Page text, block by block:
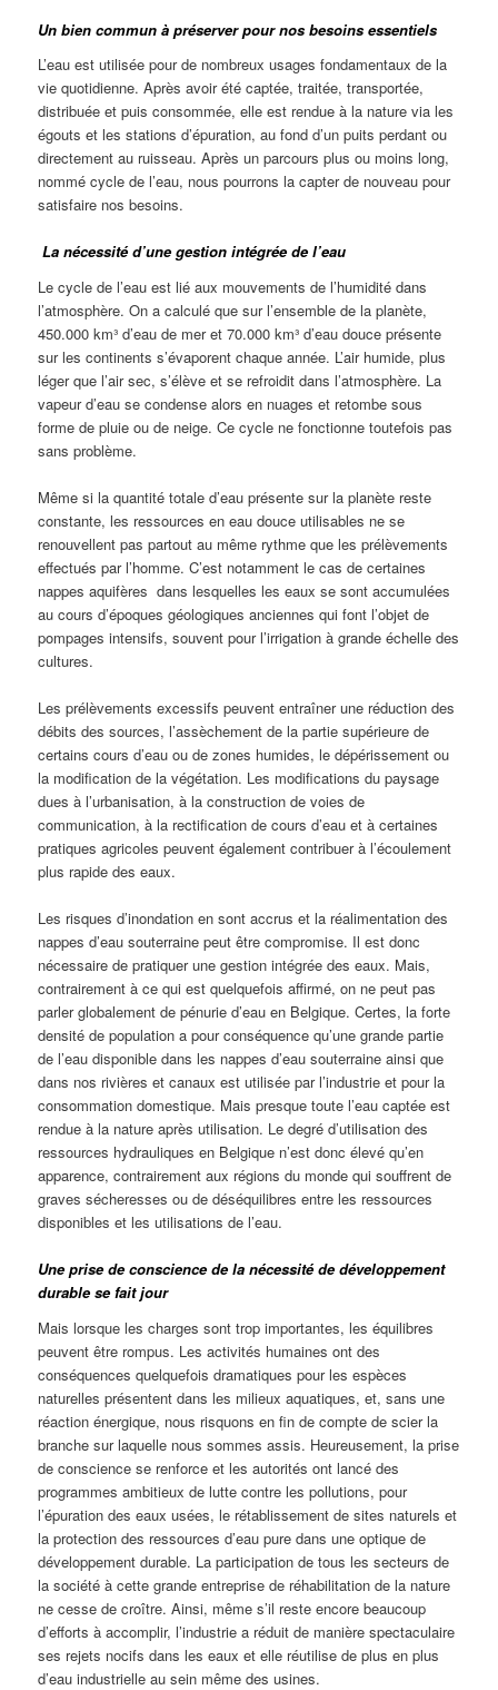
Un bien commun à préserver pour nos besoins essentiels
L’eau est utilisée pour de nombreux usages fondamentaux de la
vie quotidienne. Après avoir été captée, traitée, transportée,
distribuée et puis consommée, elle est rendue à la nature via les
égouts et les stations d’épuration, au fond d’un puits perdant ou
directement au ruisseau. Après un parcours plus ou moins long,
nommé cycle de l’eau, nous pourrons la capter de nouveau pour
satisfaire nos besoins.
La nécessité d’une gestion intégrée de l’eau
Le cycle de l’eau est lié aux mouvements de l’humidité dans
l’atmosphère. On a calculé que sur l’ensemble de la planète,
450.000 km³ d’eau de mer et 70.000 km³ d’eau douce présente
sur les continents s’évaporent chaque année. L’air humide, plus
léger que l’air sec, s’élève et se refroidit dans l’atmosphère. La
vapeur d’eau se condense alors en nuages et retombe sous
forme de pluie ou de neige. Ce cycle ne fonctionne toutefois pas
sans problème.
Même si la quantité totale d’eau présente sur la planète reste
constante, les ressources en eau douce utilisables ne se
renouvellent pas partout au même rythme que les prélèvements
effectués par l’homme. C’est notamment le cas de certaines
nappes aquifères dans lesquelles les eaux se sont accumulées
au cours d’époques géologiques anciennes qui font l’objet de
pompages intensifs, souvent pour l’irrigation à grande échelle des
cultures.
Les prélèvements excessifs peuvent entraîner une réduction des
débits des sources, l’assèchement de la partie supérieure de
certains cours d’eau ou de zones humides, le dépérissement ou
la modification de la végétation. Les modifications du paysage
dues à l’urbanisation, à la construction de voies de
communication, à la rectification de cours d’eau et à certaines
pratiques agricoles peuvent également contribuer à l’écoulement
plus rapide des eaux.
Les risques d’inondation en sont accrus et la réalimentation des
nappes d’eau souterraine peut être compromise. Il est donc
nécessaire de pratiquer une gestion intégrée des eaux. Mais,
contrairement à ce qui est quelquefois affirmé, on ne peut pas
parler globalement de pénurie d’eau en Belgique. Certes, la forte
densité de population a pour conséquence qu’une grande partie
de l’eau disponible dans les nappes d’eau souterraine ainsi que
dans nos rivières et canaux est utilisée par l’industrie et pour la
consommation domestique. Mais presque toute l’eau captée est
rendue à la nature après utilisation. Le degré d’utilisation des
ressources hydrauliques en Belgique n’est donc élevé qu’en
apparence, contrairement aux régions du monde qui souffrent de
graves sécheresses ou de déséquilibres entre les ressources
disponibles et les utilisations de l’eau.
Une prise de conscience de la nécessité de développement
durable se fait jour
Mais lorsque les charges sont trop importantes, les équilibres
peuvent être rompus. Les activités humaines ont des
conséquences quelquefois dramatiques pour les espèces
naturelles présentent dans les milieux aquatiques, et, sans une
réaction énergique, nous risquons en fin de compte de scier la
branche sur laquelle nous sommes assis. Heureusement, la prise
de conscience se renforce et les autorités ont lancé des
programmes ambitieux de lutte contre les pollutions, pour
l’épuration des eaux usées, le rétablissement de sites naturels et
la protection des ressources d’eau pure dans une optique de
développement durable. La participation de tous les secteurs de
la société à cette grande entreprise de réhabilitation de la nature
ne cesse de croître. Ainsi, même s’il reste encore beaucoup
d’efforts à accomplir, l’industrie a réduit de manière spectaculaire
ses rejets nocifs dans les eaux et elle réutilise de plus en plus
d’eau industrielle au sein même des usines.